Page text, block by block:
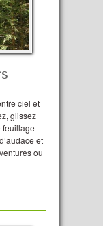
ciel et
glissez
feuillage
et
ou